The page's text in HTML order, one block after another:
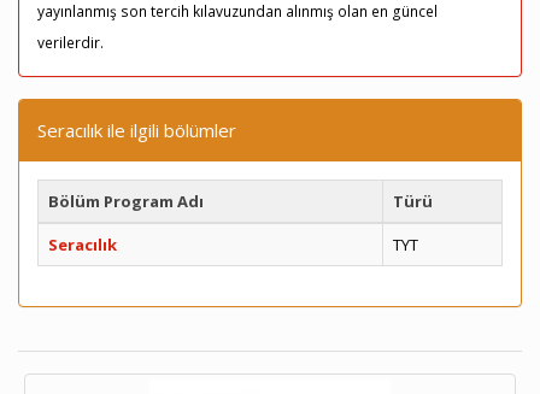
yayınlanmış son tercih kılavuzundan alınmış olan en güncel
verilerdir.
Seracılık ile ilgili bölümler
Bölüm Program Adı
Türü
Seracılık
TYT